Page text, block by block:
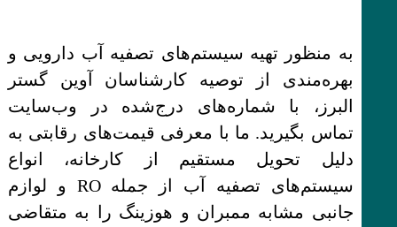
به منظور تهیه سیستم‌های تصفیه آب دارویی و
بهره‌مندی از توصیه کارشناسان آوین گستر
البرز، با شماره‌های درج‌شده در وب‌سایت
تماس بگیرید. ما با معرفی قیمت‌های رقابتی به
دلیل تحویل مستقیم از کارخانه، انواع
سیستم‌های تصفیه آب از جمله RO و لوازم
جانبی مشابه ممبران و هوزینگ را به متقاضی